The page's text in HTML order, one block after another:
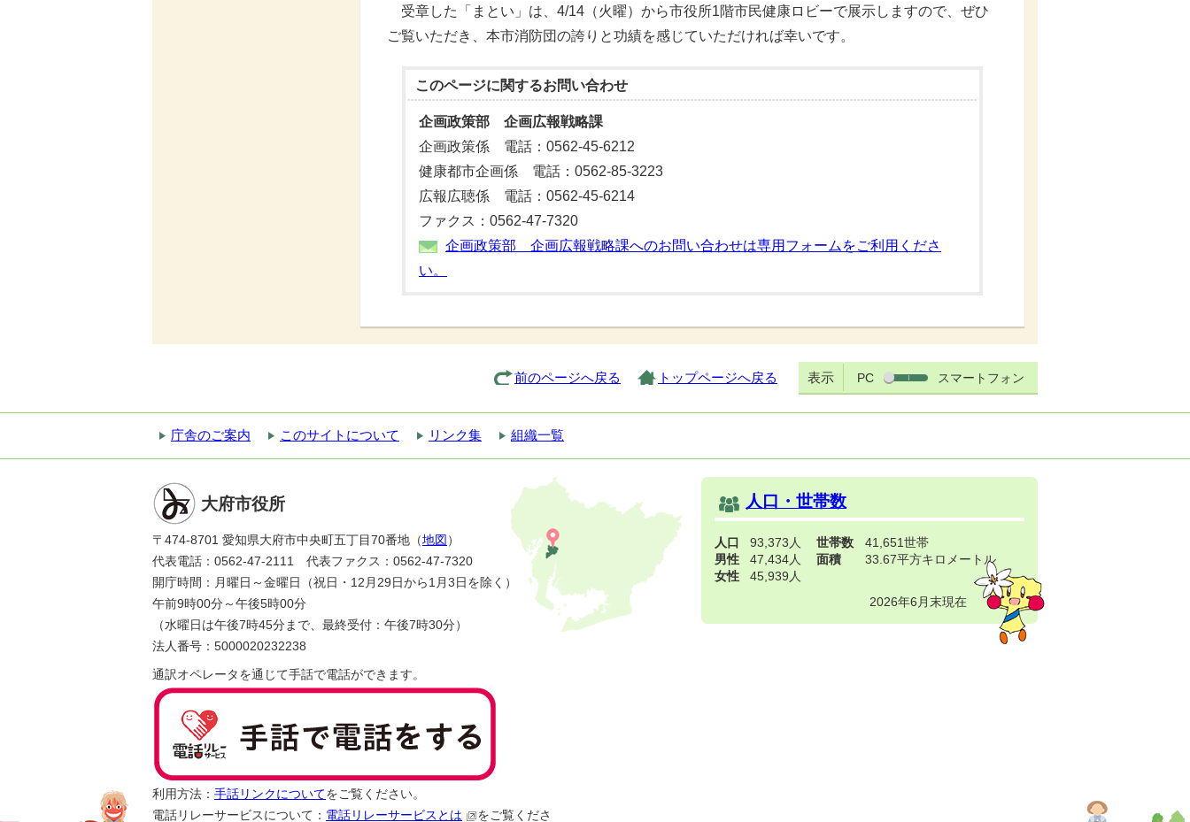
受章した「まとい」は、4/14（火曜）から市役所1階市民健康ロビーで展示しますので、ぜひ
ご覧いただき、本市消防団の誇りと功績を感じていただければ幸いです。
このページに関するお問い合わせ
企画政策部 企画広報戦略課
企画政策係 電話：0562-45-6212
健康都市企画係 電話：0562-85-3223
広報広聴係 電話：0562-45-6214
ファクス：0562-47-7320
企画政策部 企画広報戦略課へのお問い合わせは専用フォームをご利用くださ
い。
前のページへ戻る トップページへ戻る 表示 PC スマートフォン
庁舎のご案内 このサイトについて リンク集 組織一覧
大府市役所
〒474-8701 愛知県大府市中央町五丁目70番地（地図 ）
代表電話：0562-47-2111 代表ファクス：0562-47-7320
開庁時間：月曜日～金曜日（祝日・12月29日から1月3日を除く）
午前9時00分～午後5時00分
（水曜日は午後7時45分まで、最終受付：午後7時30分）
法人番号：5000020232238
通訳オペレータを通じて手話で電話ができます。
利用方法： 手話リンクについてをご覧ください。
電話リレーサービスについて： 電話リレーサービスとは をご覧くださ
人口・世帯数
人口
93,373人
男性
47,434人
女性
45,939人
世帯数
41,651世帯
面積
33.67平方キロメートル
2026年6月末現在